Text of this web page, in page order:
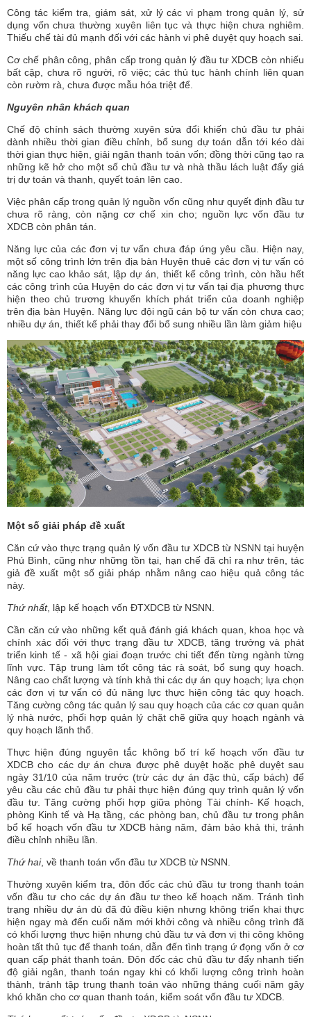
Công tác kiểm tra, giám sát, xử lý các vi phạm trong quản lý, sử
dụng vốn chưa thường xuyên liên tục và thực hiện chưa nghiêm.
Thiếu chế tài đủ mạnh đối với các hành vi phê duyệt quy hoạch sai.
Cơ chế phân công, phân cấp trong quản lý đầu tư XDCB còn nhiếu
bất cập, chưa rõ người, rõ việc; các thủ tục hành chính liên quan
còn rườm rà, chưa được mẫu hóa triệt để.
Nguyên nhân khách quan
Chế độ chính sách thường xuyên sửa đổi khiến chủ đầu tư phải
dành nhiều thời gian điều chỉnh, bổ sung dự toán dẫn tới kéo dài
thời gian thực hiện, giải ngân thanh toán vốn; đồng thời cũng tạo ra
những kẽ hở cho một số chủ đầu tư và nhà thầu lách luật đẩy giá
trị dự toán và thanh, quyết toán lên cao.
Việc phân cấp trong quản lý nguồn vốn cũng như quyết định đầu tư
chưa rõ ràng, còn nặng cơ chế xin cho; nguồn lực vốn đầu tư
XDCB còn phân tán.
Năng lực của các đơn vị tư vấn chưa đáp ứng yêu cầu. Hiện nay,
một số công trình lớn trên địa bàn Huyện thuê các đơn vị tư vấn có
năng lực cao khảo sát, lập dự án, thiết kế công trình, còn hầu hết
các công trình của Huyện do các đơn vị tư vấn tại địa phương thực
hiện theo chủ trương khuyến khích phát triển của doanh nghiệp
trên địa bàn Huyện. Năng lực đội ngũ cán bộ tư vấn còn chưa cao;
nhiều dự án, thiết kế phải thay đổi bổ sung nhiều lần làm giảm hiệu
Một số giải pháp đề xuất
Căn cứ vào thực trạng quản lý vốn đầu tư XDCB từ NSNN tại huyện
Phú Bình, cũng như những tồn tại, hạn chế đã chỉ ra như trên, tác
giả đề xuất một số giải pháp nhằm nâng cao hiệu quả công tác
này.
Thứ nhất, lập kế hoạch vốn ĐTXDCB từ NSNN.
Cần căn cứ vào những kết quả đánh giá khách quan, khoa học và
chính xác đối với thực trạng đầu tư XDCB, tăng trưởng và phát
triển kinh tế - xã hội giai đoạn trước chi tiết đến từng ngành từng
lĩnh vực. Tập trung làm tốt công tác rà soát, bổ sung quy hoạch.
Nâng cao chất lượng và tính khả thi các dự án quy hoạch; lựa chọn
các đơn vị tư vấn có đủ năng lực thực hiện công tác quy hoạch.
Tăng cường công tác quản lý sau quy hoạch của các cơ quan quản
lý nhà nước, phối hợp quản lý chặt chẽ giữa quy hoạch ngành và
quy hoạch lãnh thổ.
Thực hiện đúng nguyên tắc không bố trí kế hoạch vốn đầu tư
XDCB cho các dự án chưa được phê duyệt hoặc phê duyệt sau
ngày 31/10 của năm trước (trừ các dự án đặc thù, cấp bách) để
yêu cầu các chủ đầu tư phải thực hiện đúng quy trình quản lý vốn
đầu tư. Tăng cường phối hợp giữa phòng Tài chính- Kế hoạch,
phòng Kinh tế và Hạ tầng, các phòng ban, chủ đầu tư trong phân
bổ kế hoạch vốn đầu tư XDCB hàng năm, đảm bảo khả thi, tránh
điều chỉnh nhiều lần.
Thứ hai, về thanh toán vốn đầu tư XDCB từ NSNN.
Thường xuyên kiểm tra, đôn đốc các chủ đầu tư trong thanh toán
vốn đầu tư cho các dự án đầu tư theo kế hoạch năm. Tránh tình
trạng nhiều dự án dù đã đủ điều kiện nhưng không triển khai thực
hiện ngay mà đến cuối năm mới khởi công và nhiều công trình đã
có khối lượng thực hiện nhưng chủ đầu tư và đơn vị thi công không
hoàn tất thủ tục để thanh toán, dẫn đến tình trạng ứ đọng vốn ở cơ
quan cấp phát thanh toán. Đôn đốc các chủ đầu tư đẩy nhanh tiến
độ giải ngân, thanh toán ngay khi có khối lượng công trình hoàn
thành, tránh tập trung thanh toán vào những tháng cuối năm gây
khó khăn cho cơ quan thanh toán, kiểm soát vốn đầu tư XDCB.